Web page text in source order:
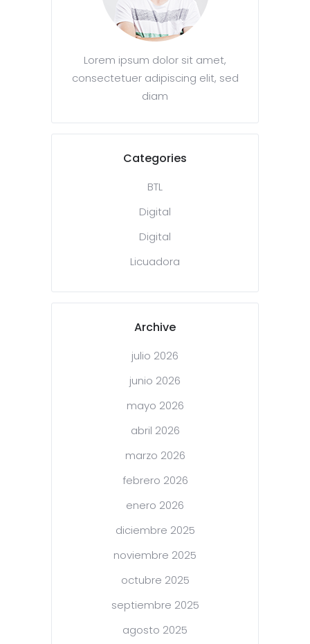
Lorem ipsum dolor sit amet,
consectetuer adipiscing elit, sed
diam
Categories
BTL
Digital
Digital
Licuadora
Archive
julio 2026
junio 2026
mayo 2026
abril 2026
marzo 2026
febrero 2026
enero 2026
diciembre 2025
noviembre 2025
octubre 2025
septiembre 2025
agosto 2025